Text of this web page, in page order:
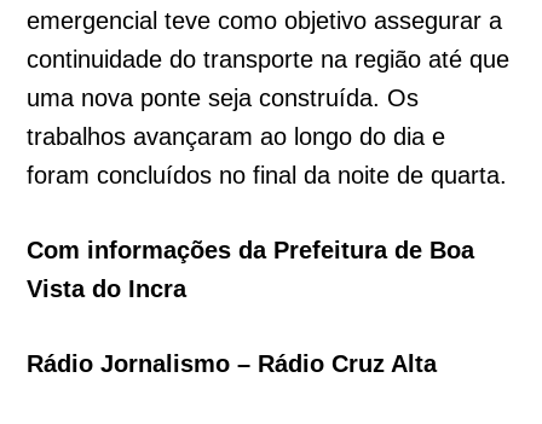
emergencial teve como objetivo assegurar a
continuidade do transporte na região até que
uma nova ponte seja construída. Os
trabalhos avançaram ao longo do dia e
foram concluídos no final da noite de quarta.
Com informações da Prefeitura de Boa
Vista do Incra
Rádio Jornalismo – Rádio Cruz Alta